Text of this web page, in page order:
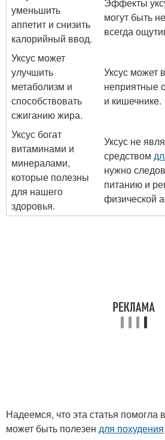
уменьшить
аппетит и снизить
калорийный ввод.
могут быть
всегда
Уксус может
улучшить
метаболизм и
способствовать
сжиганию жира.
Уксус может
неприятные
и кишечнике.
Уксус богат
витаминами и
минералами,
которые полезны
для нашего
здоровья.
Уксус не
средством
нужно
питанию и
физической
Надеемся, что эта статья помогла
может быть полезен для похудения